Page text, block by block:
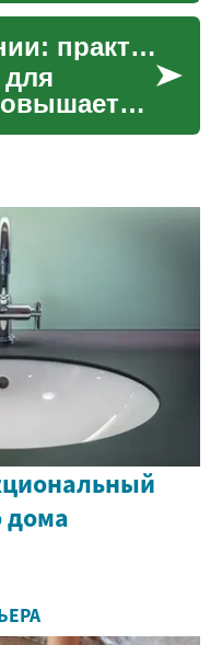
Защита личных данных при онлайн-общении: практические правила
дома